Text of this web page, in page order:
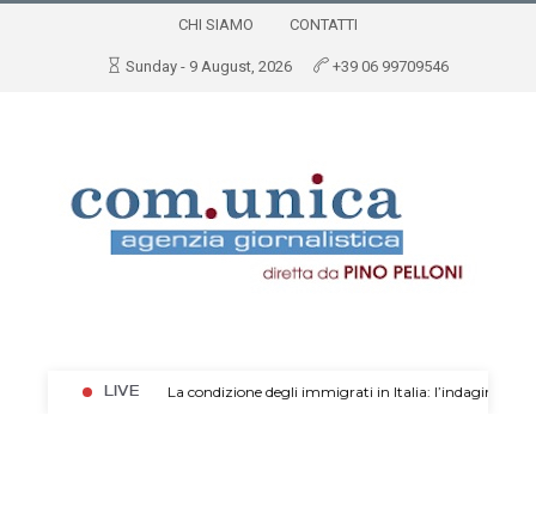
CHI SIAMO CONTATTI
Sunday - 9 August, 2026 +39 06 99709546